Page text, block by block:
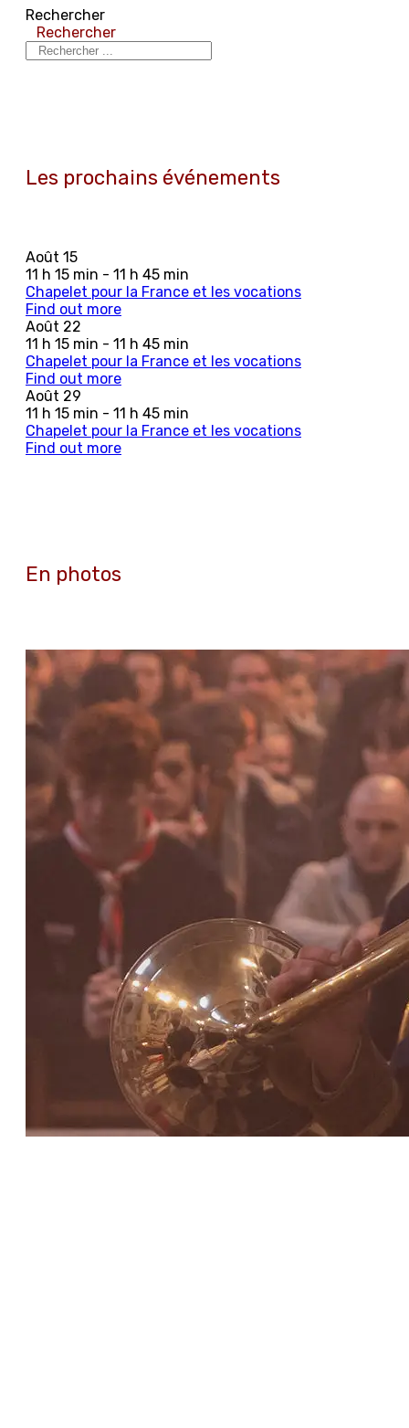
Rechercher
Rechercher
Les prochains événements
Août 15
11 h 15 min - 11 h 45 min
Chapelet pour la France et les vocations
Find out more
Août 22
11 h 15 min - 11 h 45 min
Chapelet pour la France et les vocations
Find out more
Août 29
11 h 15 min - 11 h 45 min
Chapelet pour la France et les vocations
Find out more
En photos